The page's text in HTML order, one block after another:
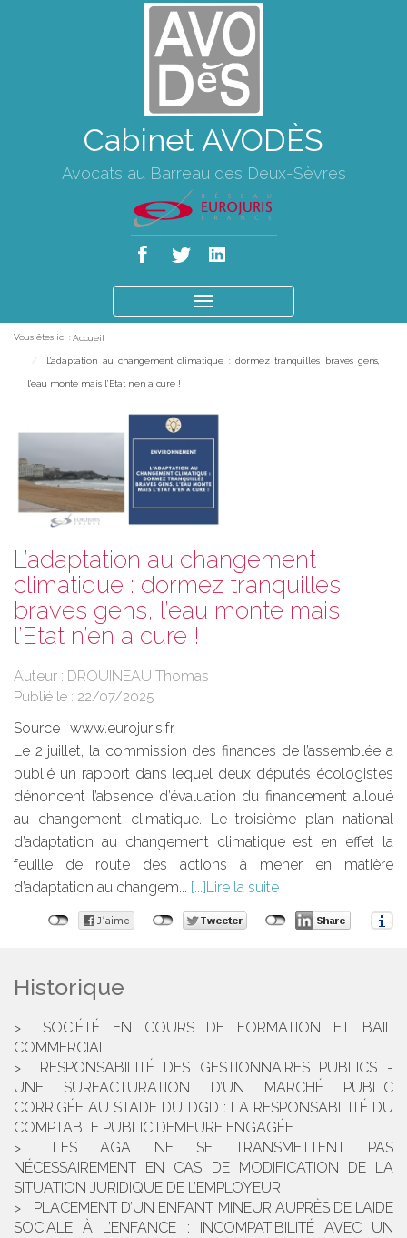
Cabinet AVODÈS
Avocats au Barreau des Deux-Sèvres
le
Vous êtes ici : Accueil
L’adaptation au changement climatique : dormez tranquilles braves gens,
l’eau monte mais l’Etat n’en a cure !
L’adaptation au changement
climatique : dormez tranquilles
braves gens, l’eau monte mais
l’Etat n’en a cure !
Auteur : DROUINEAU Thomas
Publié le : 22/07/2025
Source : www.eurojuris.fr
Le 2 juillet, la commission des finances de l’assemblée a
publié un rapport dans lequel deux députés écologistes
dénoncent l’absence d’évaluation du financement alloué
au changement climatique. Le troisième plan national
d’adaptation au changement climatique est en effet la
feuille de route des actions à mener en matière
d’adaptation au changem...
Lire la suite
Historique
SOCIÉTÉ EN COURS DE FORMATION ET BAIL
COMMERCIAL
RESPONSABILITÉ DES GESTIONNAIRES PUBLICS -
UNE SURFACTURATION D’UN MARCHÉ PUBLIC
CORRIGÉE AU STADE DU DGD : LA RESPONSABILITÉ DU
COMPTABLE PUBLIC DEMEURE ENGAGÉE
LES AGA NE SE TRANSMETTENT PAS
NÉCESSAIREMENT EN CAS DE MODIFICATION DE LA
SITUATION JURIDIQUE DE L’EMPLOYEUR
PLACEMENT D’UN ENFANT MINEUR AUPRÈS DE L’AIDE
SOCIALE À L’ENFANCE : INCOMPATIBILITÉ AVEC UN